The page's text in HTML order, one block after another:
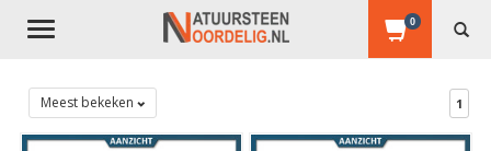
Toggle
0
Meest bekeken 1